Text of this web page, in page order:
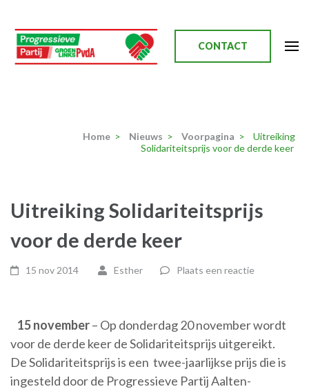
naar
inhoud
(Druk
CONTACT
Home > Nieuws > Voorpagina >
Uitreiking
Solidariteitsprijs voor de derde keer
Uitreiking Solidariteitsprijs
voor de derde keer
15 nov 2014 Esther Plaats een reactie
15 november– Op donderdag 20 november wordt
voor de derde keer de Solidariteitsprijs uitgereikt.
De Solidariteitsprijs is een twee-jaarlijkse prijs die is
ingesteld door de Progressieve Partij Aalten-